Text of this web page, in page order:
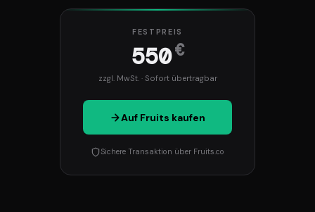
FESTPREIS
550€
zzgl. MwSt. · Sofort übertragbar
Auf Fruits kaufen
Sichere Transaktion über Fruits.co